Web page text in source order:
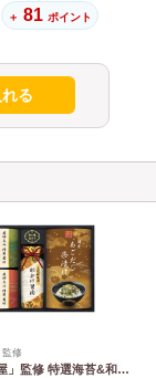
＋ 81 ポイント
る
監修
飛騨高山「椿屋」監修 特選海苔&和味詰合せ TGF-BE